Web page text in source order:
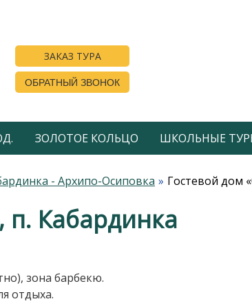
ЗАКАЗ ТУРА
ОБРАТНЫЙ ЗВОНОК
ЗОЛОТОЕ КОЛЬЦО ШКОЛЬНЫЕ
- Архипо-Осиповка Гостевой дом
п. Кабардинка
зона барбекю.
отдыха.